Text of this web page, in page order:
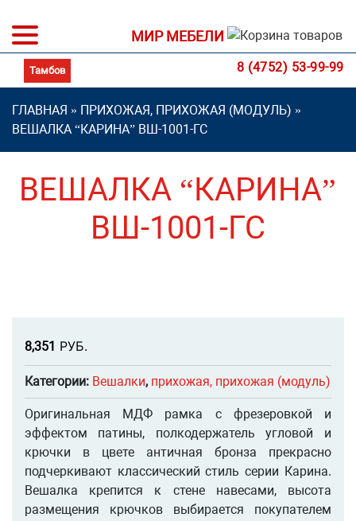
МИР МЕБЕЛИ
8 (4752) 53-99-99
ГЛАВНАЯ » ПРИХОЖАЯ, ПРИХОЖАЯ (МОДУЛЬ) »
ВЕШАЛКА “КАРИНА” ВШ-1001-ГС
ВЕШАЛКА “КАРИНА”
ВШ-1001-ГС
8,351 РУБ.
Категории: Вешалки, прихожая, прихожая (модуль)
Оригинальная МДФ рамка с фрезеровкой и
эффектом патины, полкодержатель угловой и
крючки в цвете античная бронза прекрасно
подчеркивают классический стиль серии Карина.
Вешалка крепится к стене навесами, высота
размещения крючков выбирается покупателем